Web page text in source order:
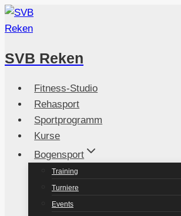
Zum
Inhalt
SVB Reken
Fitness-Studio
Rehasport
Sportprogramm
Kurse
Bogensport
Training
Turniere
Events